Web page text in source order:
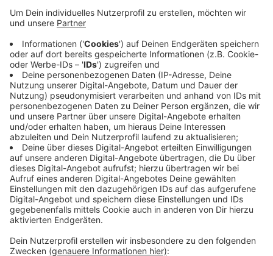
Nicht nur in NRW starten die Herbstferien - auch in
Bremen, Niedersachsen, Rheinland-Pfalz, Sachsen-
Anhalt und dem Saarland sind ab dem 13. Oktober
Ferien. Deswegen warnt der ADAC vor Staus am
ersten Ferien-Wochenende - den auch in Hessen,
Sachsen und Thüringen beginnt bereits die zweite
Herbstferienwoche und in Teilen der Niederlande
beginnen die Ferien. Geduld ist laut ADAC vor allem
rund um Wanderregionen der Alpen und Mittelgebirge
sowie auf den Strecken zu den Küsten gefragt. Bei
schönem Wetter können auch Naherholungsgebiete
rund um die Ballungsräume voll werden. Zusätzlich
behindert werde der Verkehr durch rund 1230
Baustellen auf den Autobahnen. Außerdem muss man
grade vor den Wochenenden mit dichten